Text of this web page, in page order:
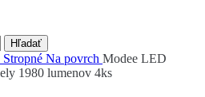
Hľadať
Stropné Na povrch Modee LED
1980 lumenov 4ks